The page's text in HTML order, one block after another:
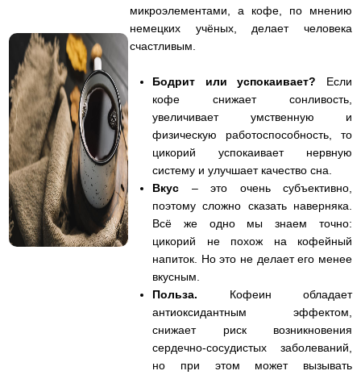
микроэлементами, а кофе, по мнению
немецких учёных, делает человека
счастливым.
Бодрит или успокаивает? Если
кофе снижает сонливость,
увеличивает умственную и
физическую работоспособность, то
цикорий успокаивает нервную
систему и улучшает качество сна.
Вкус – это очень субъективно,
поэтому сложно сказать наверняка.
Всё же одно мы знаем точно:
цикорий не похож на кофейный
напиток. Но это не делает его менее
вкусным.
Польза. Кофеин обладает
антиоксидантным эффектом,
снижает риск возникновения
сердечно-сосудистых заболеваний,
но при этом может вызывать